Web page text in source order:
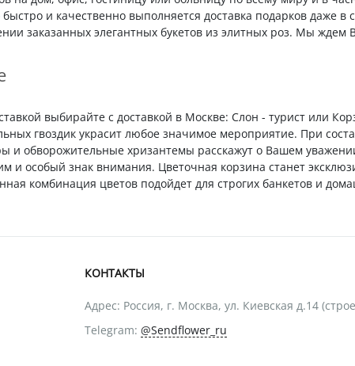
и качественно выполняется доставка подарков даже в
заказанных элегантных букетов из элитных роз. Мы ждем
выбирайте с доставкой в Москве: Слон - турист или
гвоздик украсит любое значимое мероприятие. При
и обворожительные хризантемы расскажут о Вашем
и особый знак внимания. Цветочная корзина станет
комбинация цветов подойдет для строгих банкетов и
КОНТАКТЫ
Адрес: Россия, г. Москва, ул. Киевская д.14
Telegram: @Sendflower_ru